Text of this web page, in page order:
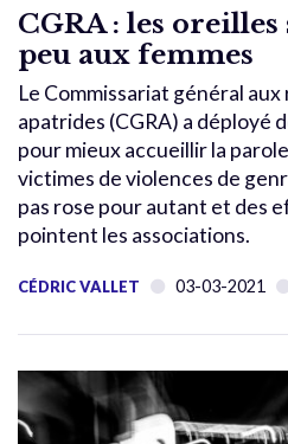
CGRA : les oreilles
peu aux femmes
Le Commissariat général
apatrides (CGRA) a déployé
pour mieux accueillir la
victimes de violences de
pas rose pour autant et des
pointent les associations.
CÉDRIC VALLET 03-03-2021